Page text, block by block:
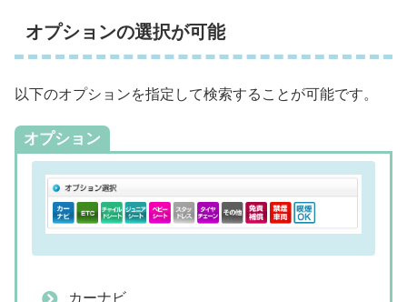
オプションの選択が可能
以下のオプションを指定して検索することが可能です。
オプション
カーナビ